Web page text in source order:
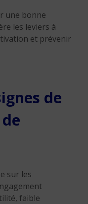
une bonne
les leviers à
et prévenir
de
sur les
faible